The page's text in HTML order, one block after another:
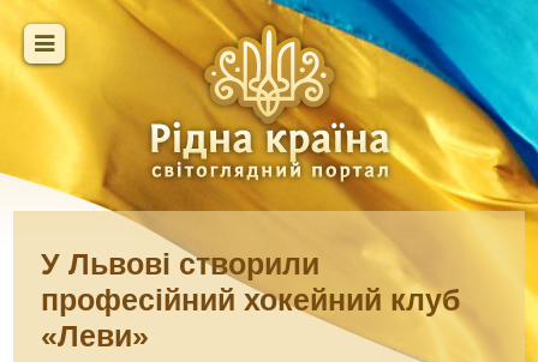
У Львові створили
професійний хокейний клуб
«Леви»